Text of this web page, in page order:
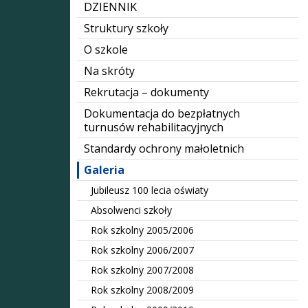
DZIENNIK
Struktury szkoły
O szkole
Na skróty
Rekrutacja – dokumenty
Dokumentacja do bezpłatnych
turnusów rehabilitacyjnych
Standardy ochrony małoletnich
Galeria
Jubileusz 100 lecia oświaty
Absolwenci szkoły
Rok szkolny 2005/2006
Rok szkolny 2006/2007
Rok szkolny 2007/2008
Rok szkolny 2008/2009